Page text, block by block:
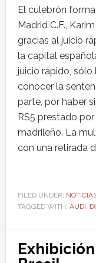
El culebrón
Madrid C.F.,
gracias al juicio
la capital
juicio rápido, sólo
conocer la
parte, por haber
RS5 prestado
madrileño. La
con una retirada
FILED UNDER:
TAGGED WITH: AUDI,